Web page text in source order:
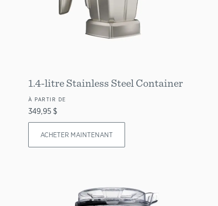
1.4-litre Stainless Steel Container
À PARTIR DE
349,95 $
ACHETER MAINTENANT